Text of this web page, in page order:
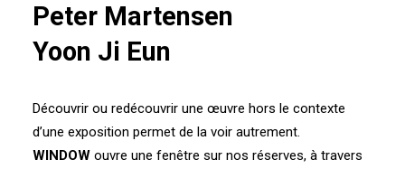
Peter Martensen
Yoon Ji Eun
Découvrir ou redécouvrir une œuvre hors le contexte
d’une exposition permet de la voir autrement.
WINDOW ouvre une fenêtre sur nos réserves, à travers